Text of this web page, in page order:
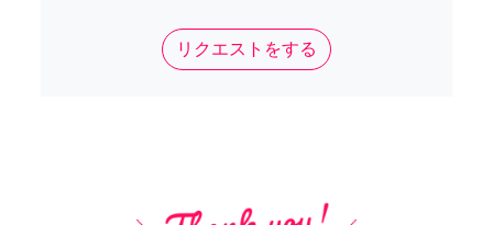
リクエストをする